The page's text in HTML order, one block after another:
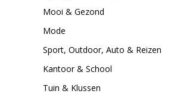
Mooi & Gezond
Mode
Sport, Outdoor, Auto & Reizen
Kantoor & School
Tuin & Klussen